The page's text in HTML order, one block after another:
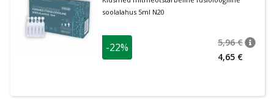
soolalahus 5ml N20
-22% 5,96 €
4,65 €